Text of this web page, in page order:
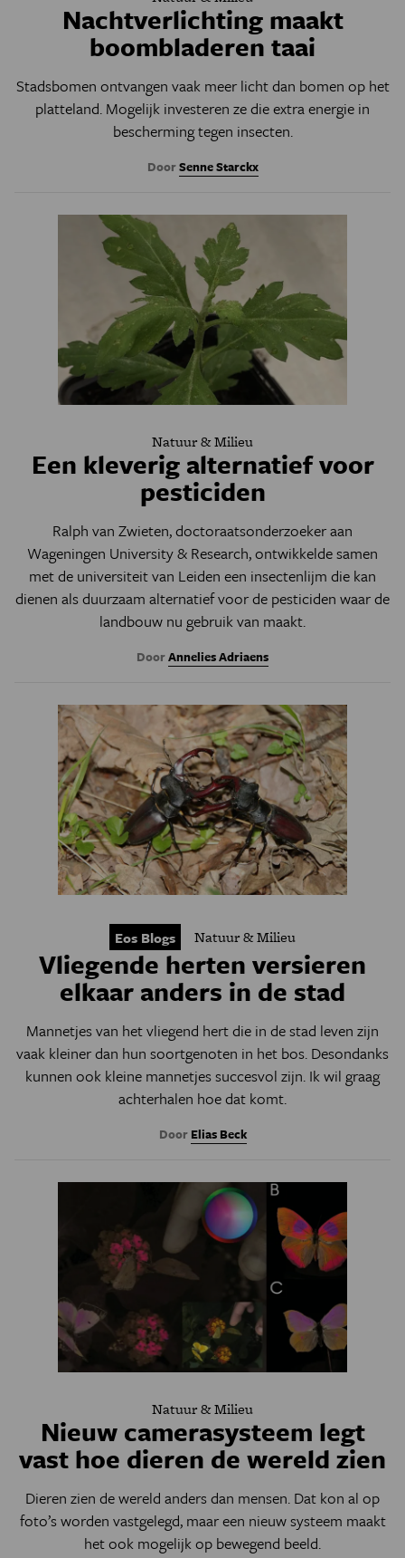
Nachtverlichting maakt
boombladeren taai
Stadsbomen ontvangen vaak meer licht dan bomen op het
platteland. Mogelijk investeren ze die extra energie in
bescherming tegen insecten.
DoorSenne Starckx
Natuur & Milieu
Een kleverig alternatief voor
pesticiden
Ralph van Zwieten, doctoraatsonderzoeker aan
Wageningen University & Research, ontwikkelde samen
met de universiteit van Leiden een insectenlijm die kan
dienen als duurzaam alternatief voor de pesticiden waar de
landbouw nu gebruik van maakt.
DoorAnnelies Adriaens
Eos Blogs Natuur & Milieu
Vliegende herten versieren
elkaar anders in de stad
Mannetjes van het vliegend hert die in de stad leven zijn
vaak kleiner dan hun soortgenoten in het bos. Desondanks
kunnen ook kleine mannetjes succesvol zijn. Ik wil graag
achterhalen hoe dat komt.
Door Elias Beck
Natuur & Milieu
Nieuw camerasysteem legt
vast hoe dieren de wereld zien
Dieren zien de wereld anders dan mensen. Dat kon al op
foto’s worden vastgelegd, maar een nieuw systeem maakt
het ook mogelijk op bewegend beeld.